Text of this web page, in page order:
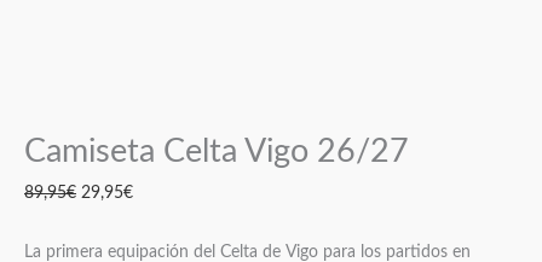
Camiseta Celta Vigo 26/27
89,95€ 29,95€
La primera equipación del Celta de Vigo para los partidos en